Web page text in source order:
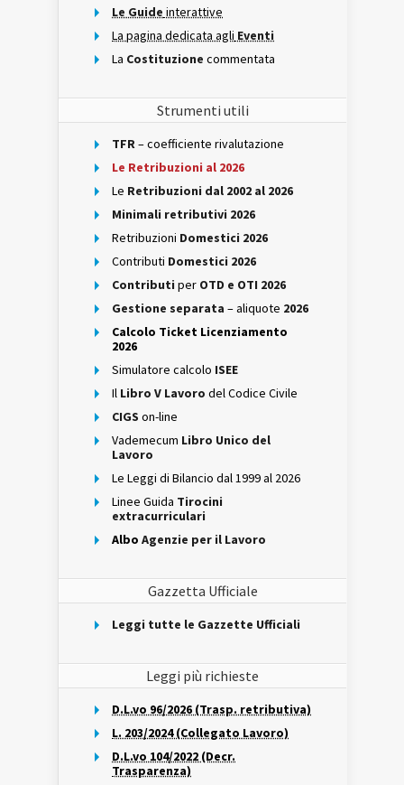
Le Guide interattive
La pagina dedicata agli Eventi
La Costituzione commentata
Strumenti utili
TFR– coefficiente rivalutazione
Le Retribuzioni al 2026
Le Retribuzioni dal 2002 al 2026
Minimali retributivi 2026
Retribuzioni Domestici 2026
Contributi Domestici 2026
Contributi per OTD e OTI 2026
Gestione separata – aliquote 2026
Calcolo Ticket Licenziamento
2026
Simulatore calcolo ISEE
Il Libro V Lavoro del Codice Civile
CIGS on-line
Vademecum Libro Unico del
Lavoro
Le Leggi di Bilancio dal 1999 al 2026
Linee Guida Tirocini
extracurriculari
Albo Agenzie per il Lavoro
Gazzetta Ufficiale
Leggi tutte le Gazzette Ufficiali
Leggi più richieste
D.L.vo 96/2026 (Trasp. retributiva)
L. 203/2024 (Collegato Lavoro)
D.L.vo 104/2022 (Decr.
Trasparenza)